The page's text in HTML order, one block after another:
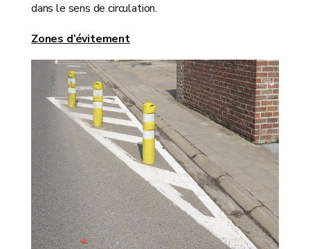
dans le sens de circulation.
Zones d’évitement